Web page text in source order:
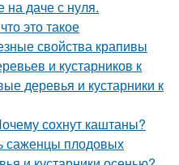
на даче с нуля.
это такое
свойства крапивы
и кустарников к
деревья и кустарники к
сохнут каштаны?
саженцы плодовых